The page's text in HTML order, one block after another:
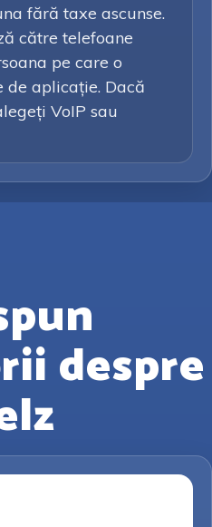
fără taxe ascunse.
către telefoane
pe care o
de aplicație. Dacă
VoIP sau
despre